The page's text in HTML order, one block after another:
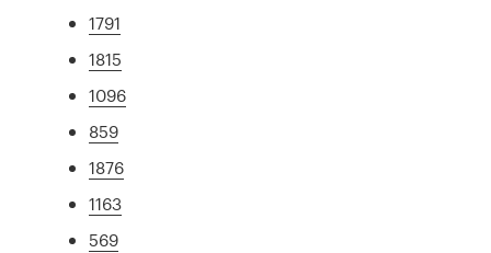
1791
1815
1096
859
1876
1163
569